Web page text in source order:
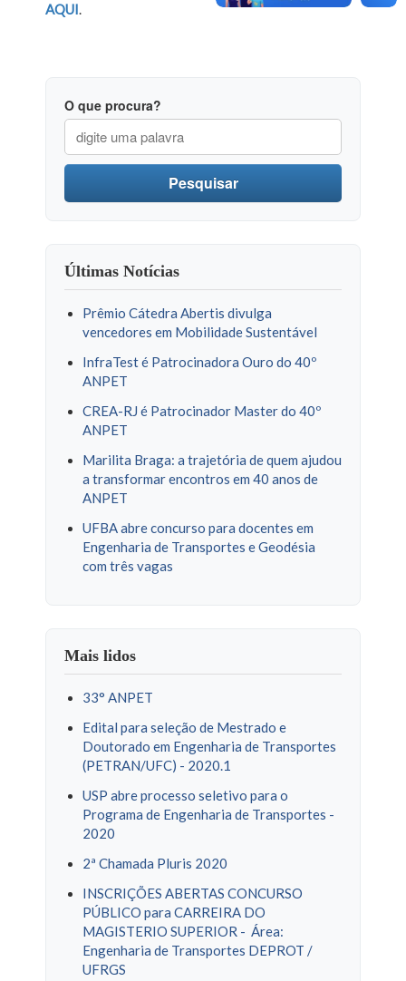
AQUI.
O que procura?
Pesquisar
Últimas Notícias
Prêmio Cátedra Abertis divulga
vencedores em Mobilidade Sustentável
InfraTest é Patrocinadora Ouro do 40º
ANPET
CREA-RJ é Patrocinador Master do 40º
ANPET
Marilita Braga: a trajetória de quem ajudou
a transformar encontros em 40 anos de
ANPET
UFBA abre concurso para docentes em
Engenharia de Transportes e Geodésia
com três vagas
Mais lidos
33° ANPET
Edital para seleção de Mestrado e
Doutorado em Engenharia de Transportes
(PETRAN/UFC) - 2020.1
USP abre processo seletivo para o
Programa de Engenharia de Transportes -
2020
2ª Chamada Pluris 2020
INSCRIÇÕES ABERTAS CONCURSO
PÚBLICO para CARREIRA DO
MAGISTERIO SUPERIOR - Área:
Engenharia de Transportes DEPROT /
UFRGS